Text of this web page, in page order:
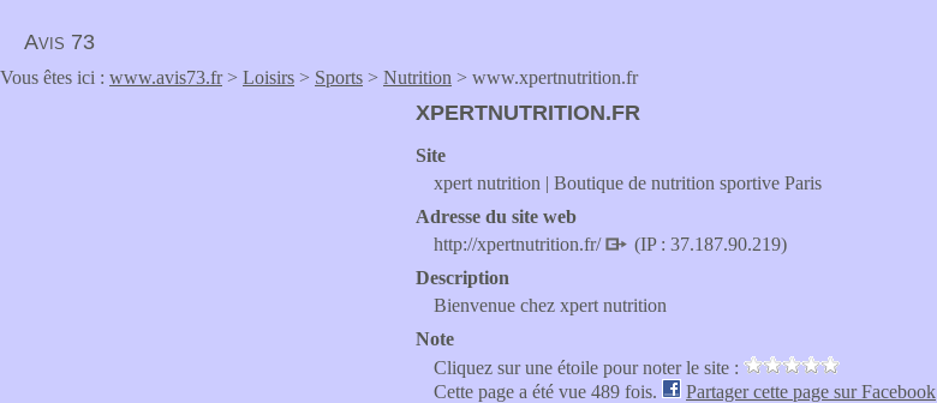
Avis 73
Vous êtes ici : www.avis73.fr> Loisirs > Sports > Nutrition > www.xpertnutrition.fr
XPERTNUTRITION.FR
Site
xpert nutrition | Boutique de nutrition sportive Paris
Adresse du site web
http://xpertnutrition.fr/
(IP : 37.187.90.219)
Description
Bienvenue chez xpert nutrition
Note
Cliquez sur une étoile pour noter le site :
Cette page a été vue 489 fois.
Partager cette page sur Facebook